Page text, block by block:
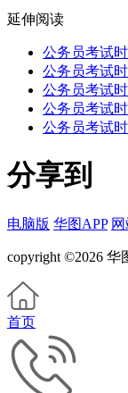
延伸阅读
公务员考试时
公务员考试时
公务员考试时
公务员考试时
公务员考试时
分享到
电脑版 华图APP
copyright ©2026 华
首页